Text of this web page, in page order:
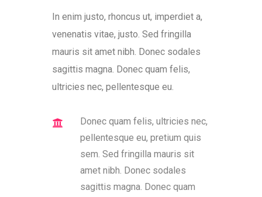
In enim justo, rhoncus ut, imperdiet a,
venenatis vitae, justo. Sed fringilla
mauris sit amet nibh. Donec sodales
sagittis magna. Donec quam felis,
ultricies nec, pellentesque eu.
Donec quam felis, ultricies nec,
pellentesque eu, pretium quis
sem. Sed fringilla mauris sit
amet nibh. Donec sodales
sagittis magna. Donec quam